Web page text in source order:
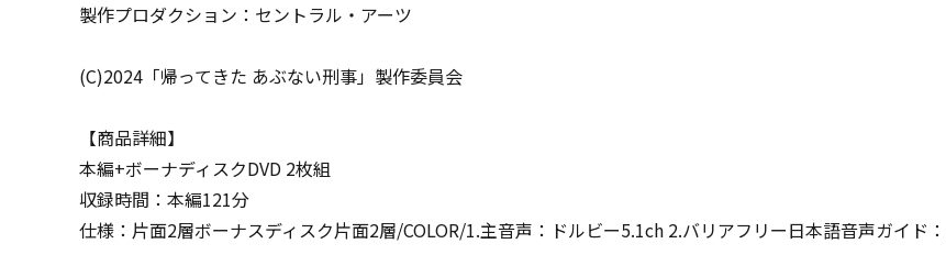
製作プロダクション：セントラル・アーツ
(C)2024「帰ってきた あぶない刑事」製作委員会
【商品詳細】
本編+ボーナディスクDVD 2枚組
収録時間：本編121分
仕様：片面2層ボーナスディスク片面2層/COLOR/1.主音声：ドルビー5.1ch 2.バリアフリー日本語音声ガイ